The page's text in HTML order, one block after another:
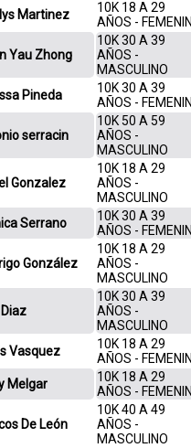
Martinez
10K 18 A 29
AÑOS -
Yau Zhong
10K 30 A 39
AÑOS -
MASCULINO
Pineda
10K 30 A 39
AÑOS -
serracin
10K 50 A 59
AÑOS -
MASCULINO
Gonzalez
10K 18 A 29
AÑOS -
MASCULINO
Serrano
10K 30 A 39
AÑOS -
González
10K 18 A 29
AÑOS -
MASCULINO
10K 30 A 39
AÑOS -
MASCULINO
Vasquez
10K 18 A 29
AÑOS -
Melgar
10K 18 A 29
AÑOS -
De León
10K 40 A 49
AÑOS -
MASCULINO